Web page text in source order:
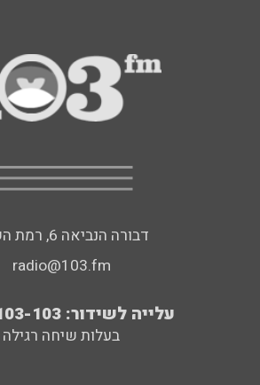
דבורה הנביאה 6, רמת השרון
radio@103.fm
עלייה לשידור: 0552-103-103
בעלות שיחה רגילה